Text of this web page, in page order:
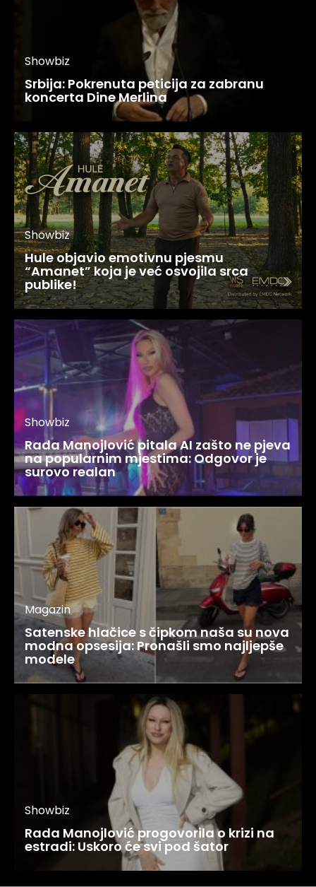
Showbiz
Srbija: Pokrenuta peticija za zabranu
koncerta Dine Merlina
Showbiz
Hule objavio emotivnu pjesmu
“Amanet” koja je već osvojila srca
publike!
Showbiz
Rada Manojlović pitala AI zašto ne pjeva
na popularnim mjestima: Odgovor je
surovo realan
Magazin
Satenske hlačice s čipkom naša su nova
modna opsesija: Pronašli smo najljepše
modele
Showbiz
Rada Manojlović progovorila o krizi na
estradi: Uskoro će svi pod šator